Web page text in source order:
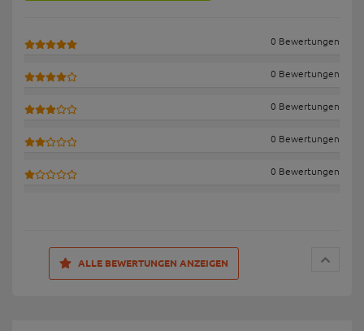
0 Bewertungen
0 Bewertungen
0 Bewertungen
0 Bewertungen
0 Bewertungen
ALLE BEWERTUNGEN ANZEIGEN